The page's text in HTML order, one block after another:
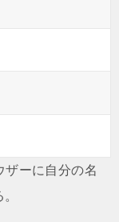
ザーに自分の名